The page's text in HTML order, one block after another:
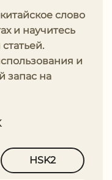
слово
и научитесь
и
запас на
HSK2